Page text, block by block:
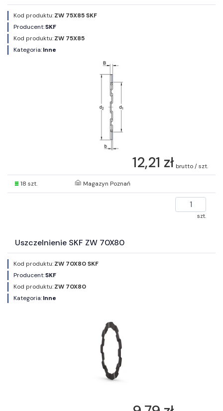
Kod produktu:ZW 75X85 SKF
Producent:SKF
Kod produktu:ZW 75X85
Kategoria:Inne
12,21 zł brutto / szt.
18 szt. Magazyn Poznań
szt.
Uszczelnienie SKF ZW 70X80
Kod produktu:ZW 70X80 SKF
Producent:SKF
Kod produktu:ZW 70X80
Kategoria:Inne